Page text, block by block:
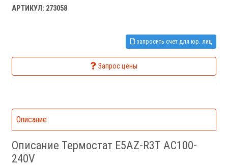
АРТИКУЛ: 273058
запросить счет для юр. лиц
Запрос цены
Описание
Описание Термостат E5AZ-R3T AC100-
240V